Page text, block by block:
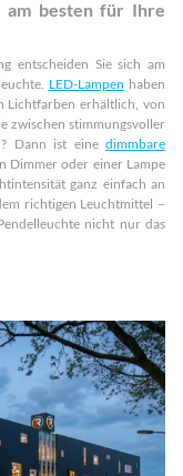
am besten für Ihre
entscheiden Sie sich am
LED-Lampen haben
Lichtfarben erhältlich, von
zwischen stimmungsvoller
Dann ist eine dimmbare
Dimmer oder einer Lampe
ganz einfach an
richtigen Leuchtmittel –
nicht nur das